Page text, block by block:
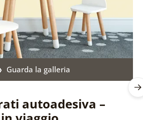
autoadesiva –
Guarda la galleria